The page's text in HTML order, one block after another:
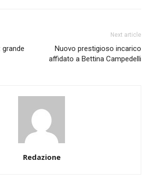
grande
Next article
Nuovo prestigioso incarico
affidato a Bettina Campedelli
Redazione